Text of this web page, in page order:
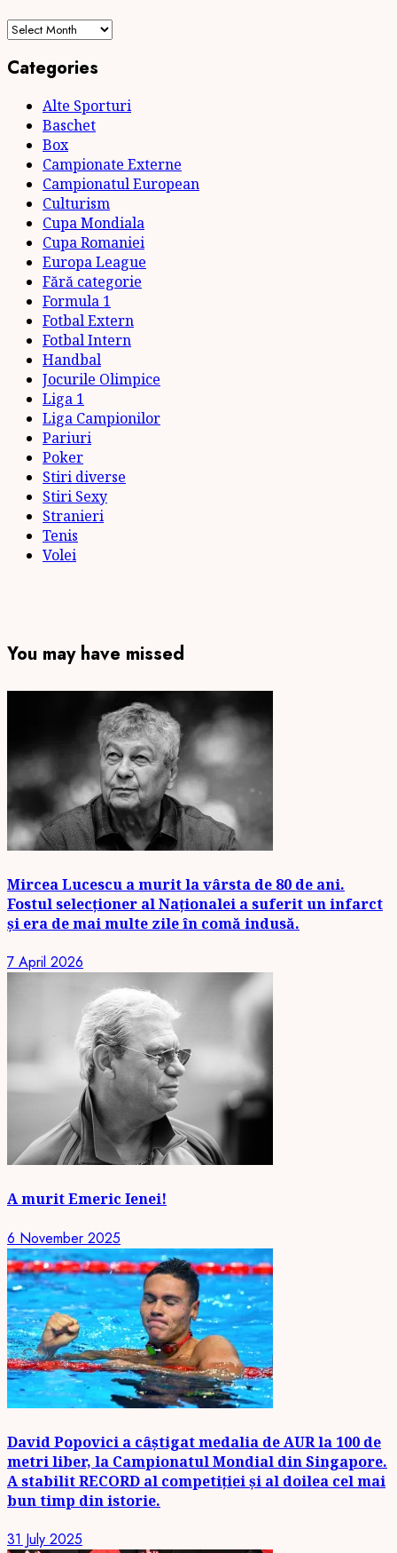
Archives
Categories
Alte Sporturi
Baschet
Box
Campionate Externe
Campionatul European
Culturism
Cupa Mondiala
Cupa Romaniei
Europa League
Fără categorie
Formula 1
Fotbal Extern
Fotbal Intern
Handbal
Jocurile Olimpice
Liga 1
Liga Campionilor
Pariuri
Poker
Stiri diverse
Stiri Sexy
Stranieri
Tenis
Volei
You may have missed
Mircea Lucescu a murit la vârsta de 80 de ani.
Fostul selecționer al Naționalei a suferit un infarct
și era de mai multe zile în comă indusă.
7 April 2026
A murit Emeric Ienei!
6 November 2025
David Popovici a câștigat medalia de AUR la 100 de
metri liber, la Campionatul Mondial din Singapore.
A stabilit RECORD al competiției și al doilea cel mai
bun timp din istorie.
31 July 2025